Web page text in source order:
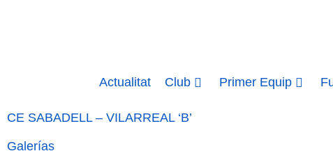
Actualitat Club Primer Equip
CE SABADELL – VILARREAL ‘B’
Galerías